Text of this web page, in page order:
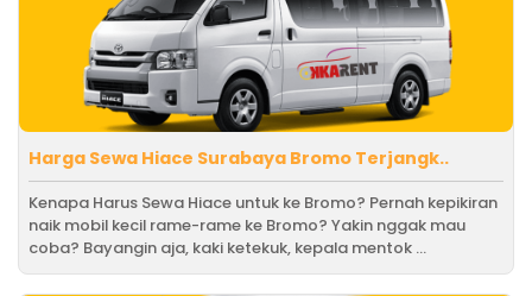
Harga Sewa Hiace Surabaya Bromo Terjangk..
Kenapa Harus Sewa Hiace untuk ke Bromo? Pernah kepikiran
naik mobil kecil rame-rame ke Bromo? Yakin nggak mau
coba? Bayangin aja, kaki ketekuk, kepala mentok ...